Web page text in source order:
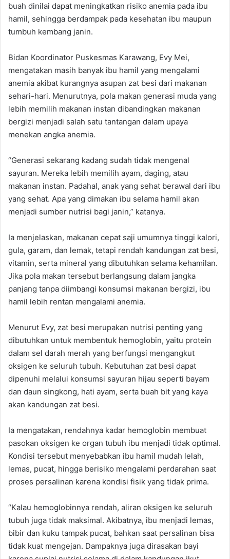
buah dinilai dapat meningkatkan risiko anemia pada ibu
hamil, sehingga berdampak pada kesehatan ibu maupun
tumbuh kembang janin.
Bidan Koordinator Puskesmas Karawang, Evy Mei,
mengatakan masih banyak ibu hamil yang mengalami
anemia akibat kurangnya asupan zat besi dari makanan
sehari-hari. Menurutnya, pola makan generasi muda yang
lebih memilih makanan instan dibandingkan makanan
bergizi menjadi salah satu tantangan dalam upaya
menekan angka anemia.
“Generasi sekarang kadang sudah tidak mengenal
sayuran. Mereka lebih memilih ayam, daging, atau
makanan instan. Padahal, anak yang sehat berawal dari ibu
yang sehat. Apa yang dimakan ibu selama hamil akan
menjadi sumber nutrisi bagi janin,” katanya.
Ia menjelaskan, makanan cepat saji umumnya tinggi kalori,
gula, garam, dan lemak, tetapi rendah kandungan zat besi,
vitamin, serta mineral yang dibutuhkan selama kehamilan.
Jika pola makan tersebut berlangsung dalam jangka
panjang tanpa diimbangi konsumsi makanan bergizi, ibu
hamil lebih rentan mengalami anemia.
Menurut Evy, zat besi merupakan nutrisi penting yang
dibutuhkan untuk membentuk hemoglobin, yaitu protein
dalam sel darah merah yang berfungsi mengangkut
oksigen ke seluruh tubuh. Kebutuhan zat besi dapat
dipenuhi melalui konsumsi sayuran hijau seperti bayam
dan daun singkong, hati ayam, serta buah bit yang kaya
akan kandungan zat besi.
Ia mengatakan, rendahnya kadar hemoglobin membuat
pasokan oksigen ke organ tubuh ibu menjadi tidak optimal.
Kondisi tersebut menyebabkan ibu hamil mudah lelah,
lemas, pucat, hingga berisiko mengalami perdarahan saat
proses persalinan karena kondisi fisik yang tidak prima.
“Kalau hemoglobinnya rendah, aliran oksigen ke seluruh
tubuh juga tidak maksimal. Akibatnya, ibu menjadi lemas,
bibir dan kuku tampak pucat, bahkan saat persalinan bisa
tidak kuat mengejan. Dampaknya juga dirasakan bayi